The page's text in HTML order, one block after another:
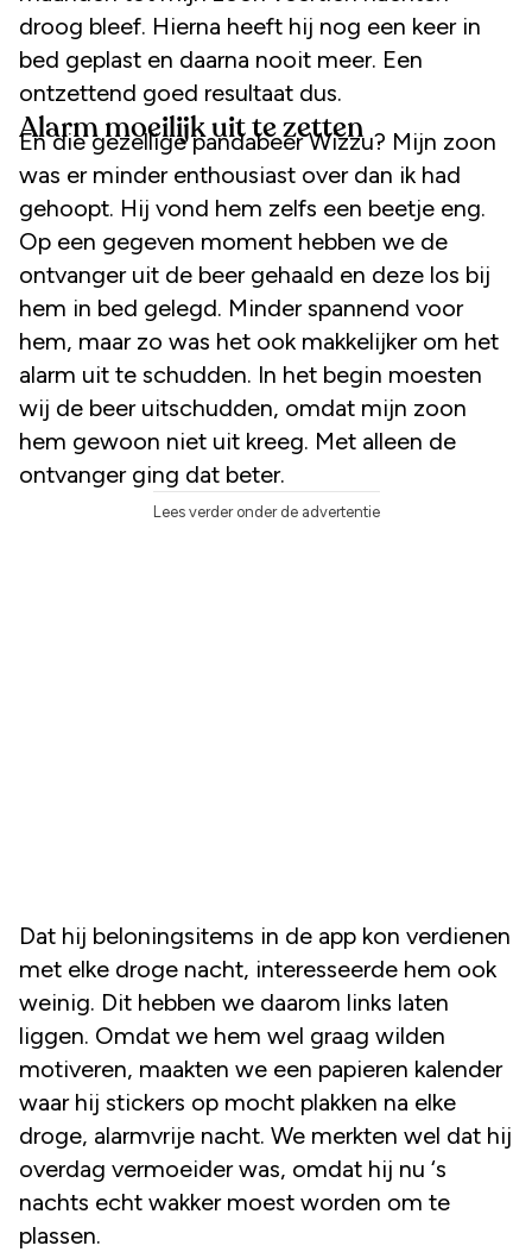
droog bleef. Hierna heeft hij nog een keer in
bed geplast en daarna nooit meer. Een
ontzettend goed resultaat dus.
Alarm moeilijk uit te zetten
En die gezellige pandabeer Wizzu? Mijn zoon
was er minder enthousiast over dan ik had
gehoopt. Hij vond hem zelfs een beetje eng.
Op een gegeven moment hebben we de
ontvanger uit de beer gehaald en deze los bij
hem in bed gelegd. Minder spannend voor
hem, maar zo was het ook makkelijker om het
alarm uit te schudden. In het begin moesten
wij de beer uitschudden, omdat mijn zoon
hem gewoon niet uit kreeg. Met alleen de
ontvanger ging dat beter.
Lees verder onder de advertentie
Dat hij beloningsitems in de app kon verdienen
met elke droge nacht, interesseerde hem ook
weinig. Dit hebben we daarom links laten
liggen. Omdat we hem wel graag wilden
motiveren, maakten we een papieren kalender
waar hij stickers op mocht plakken na elke
droge, alarmvrije nacht. We merkten wel dat hij
overdag vermoeider was, omdat hij nu ‘s
nachts echt wakker moest worden om te
plassen.